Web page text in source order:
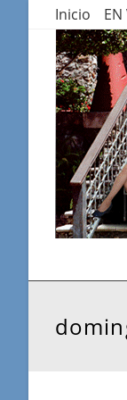
contenido
Inicio EN